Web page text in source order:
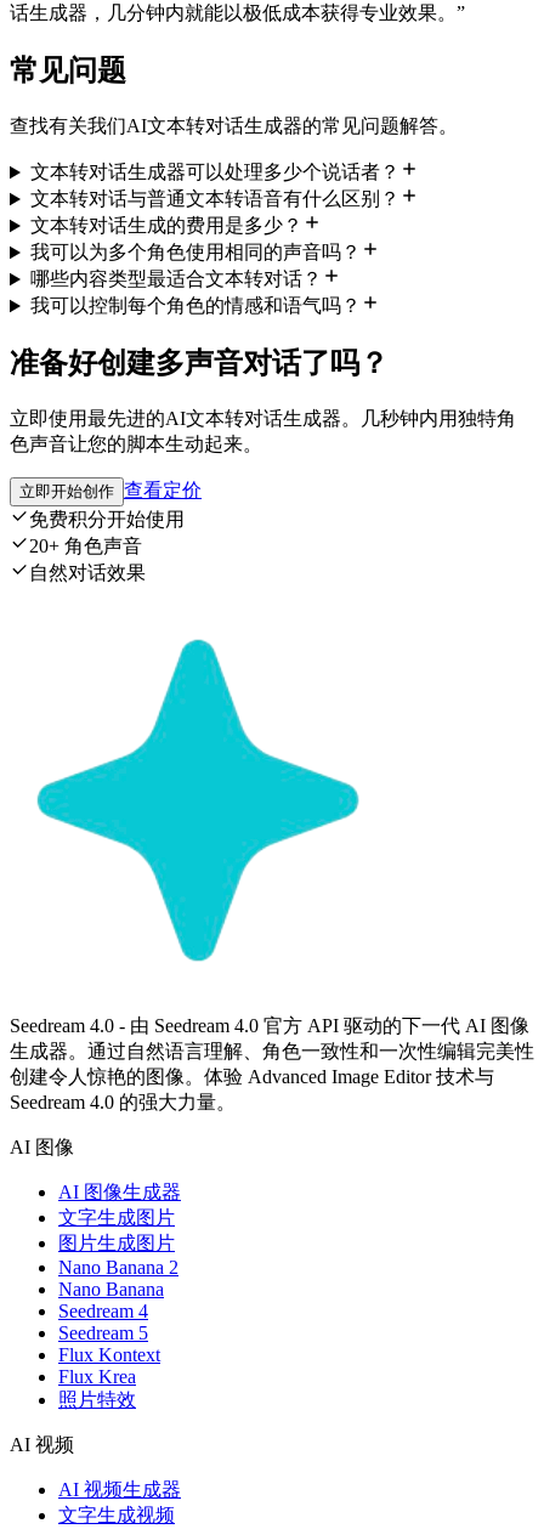
话生成器，几分钟内就能以极低成本获得专业效果。 ”
常见问题
查找有关我们AI文本转对话生成器的常见问题解答。
文本转对话生成器可以处理多少个说话者？
文本转对话与普通文本转语音有什么区别？
文本转对话生成的费用是多少？
我可以为多个角色使用相同的声音吗？
哪些内容类型最适合文本转对话？
我可以控制每个角色的情感和语气吗？
准备好创建多声音对话了吗？
立即使用最先进的AI文本转对话生成器。几秒钟内用独特角
色声音让您的脚本生动起来。
立即开始创作 查看定价
免费积分开始使用
20+ 角色声音
自然对话效果
Seedream 4.0 - 由 Seedream 4.0 官方 API 驱动的下一代 AI 图像
生成器。通过自然语言理解、角色一致性和一次性编辑完美性
创建令人惊艳的图像。体验 Advanced Image Editor 技术与
Seedream 4.0 的强大力量。
AI 图像
AI 图像生成器
文字生成图片
图片生成图片
Nano Banana 2
Nano Banana
Seedream 4
Seedream 5
Flux Kontext
Flux Krea
照片特效
AI 视频
AI 视频生成器
文字生成视频